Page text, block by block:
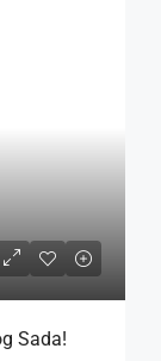
Sada!